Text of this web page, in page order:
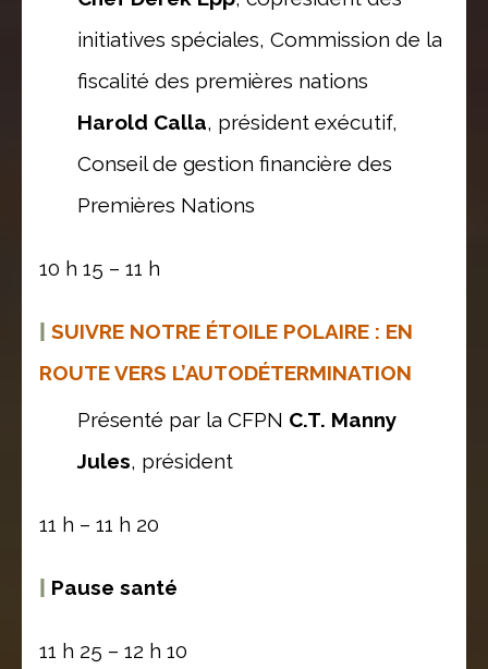
initiatives spéciales, Commission de la
fiscalité des premières nations
Harold Calla, président exécutif,
Conseil de gestion financière des
Premières Nations
10 h 15 – 11 h
SUIVRE NOTRE ÉTOILE POLAIRE : EN
ROUTE VERS L’AUTODÉTERMINATION
Présenté par la CFPN C.T. Manny
Jules, président
11 h – 11 h 20
Pause santé
11 h 25 – 12 h 10